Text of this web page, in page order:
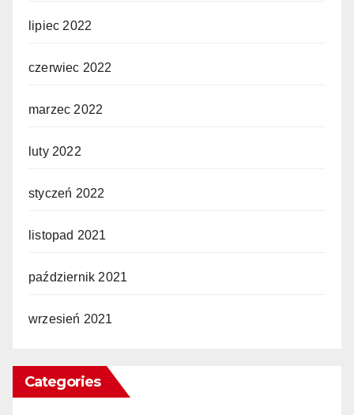
lipiec 2022
czerwiec 2022
marzec 2022
luty 2022
styczeń 2022
listopad 2021
październik 2021
wrzesień 2021
Categories